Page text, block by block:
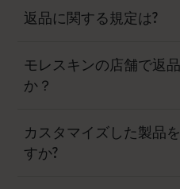
返品に関する規定は?
モレスキンの店舗で返
か？
カスタマイズした製品
すか?